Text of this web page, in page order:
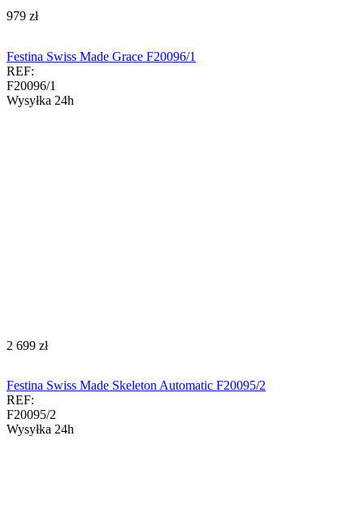
‍979‍ zł
Festina Swiss Made Grace F20096/1
REF:
F20096/1
Wysyłka 24h
‍2 699‍ zł
Festina Swiss Made Skeleton Automatic F20095/2
REF:
F20095/2
Wysyłka 24h